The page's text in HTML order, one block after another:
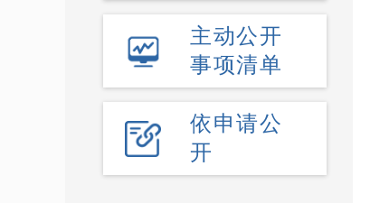
主动公开
事项清单
依申请公
开